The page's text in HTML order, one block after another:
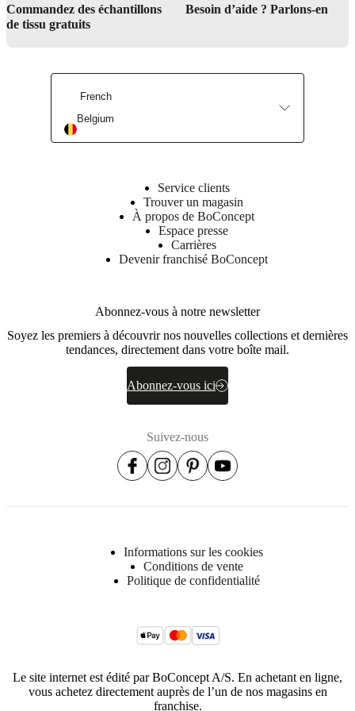
Acheter des accessoires de salle à manger
Commandez des échantillons
de tissu gratuits
Besoin d’aide ? Parlons-en
French
Belgium
Service clients
Trouver un magasin
À propos de BoConcept
Espace presse
Carrières
Devenir franchisé BoConcept
Abonnez-vous à notre newsletter
Soyez les premiers à découvrir nos nouvelles collections et dernières
tendances, directement dans votre boîte mail.
Abonnez-vous ici
Suivez-nous
Informations sur les cookies
Conditions de vente
Politique de confidentialité
Le site internet est édité par BoConcept A/S. En achetant en ligne,
vous achetez directement auprès de l’un de nos magasins en
franchise.